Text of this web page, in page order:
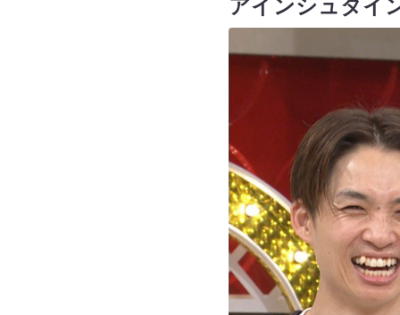
アインシュタイ